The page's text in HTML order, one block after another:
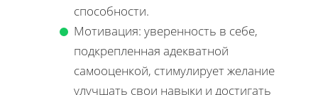
способности.
Мотивация: уверенность в себе,
подкрепленная адекватной
самооценкой, стимулирует желание
улучшать свои навыки и достигать